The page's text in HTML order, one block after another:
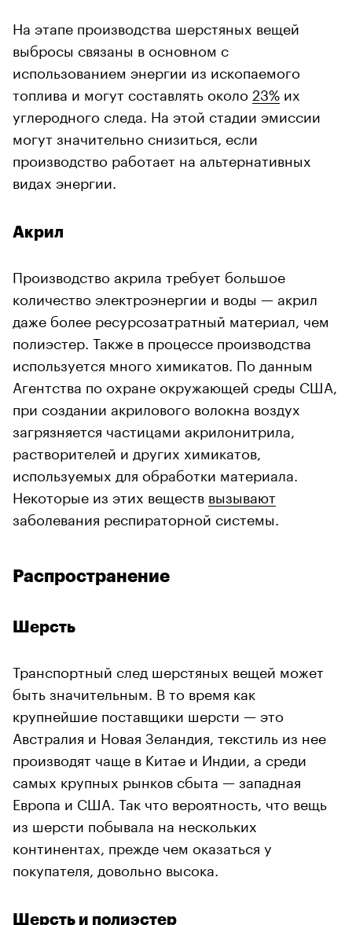
На этапе производства шерстяных вещей
выбросы связаны в основном с
использованием энергии из ископаемого
топлива и могут составлять около 23% их
углеродного следа. На этой стадии эмиссии
могут значительно снизиться, если
производство работает на альтернативных
видах энергии.
Акрил
Производство акрила требует большое
количество электроэнергии и воды — акрил
даже более ресурсозатратный материал, чем
полиэстер. Также в процессе производства
используется много химикатов. По данным
Агентства по охране окружающей среды США,
при создании акрилового волокна воздух
загрязняется частицами акрилонитрила,
растворителей и других химикатов,
используемых для обработки материала.
Некоторые из этих веществ вызывают
заболевания респираторной системы.
Распространение
Шерсть
Транспортный след шерстяных вещей может
быть значительным. В то время как
крупнейшие поставщики шерсти — это
Австралия и Новая Зеландия, текстиль из нее
производят чаще в Китае и Индии, а среди
самых крупных рынков сбыта — западная
Европа и США. Так что вероятность, что вещь
из шерсти побывала на нескольких
континентах, прежде чем оказаться у
покупателя, довольно высока.
Шерсть и полиэстер